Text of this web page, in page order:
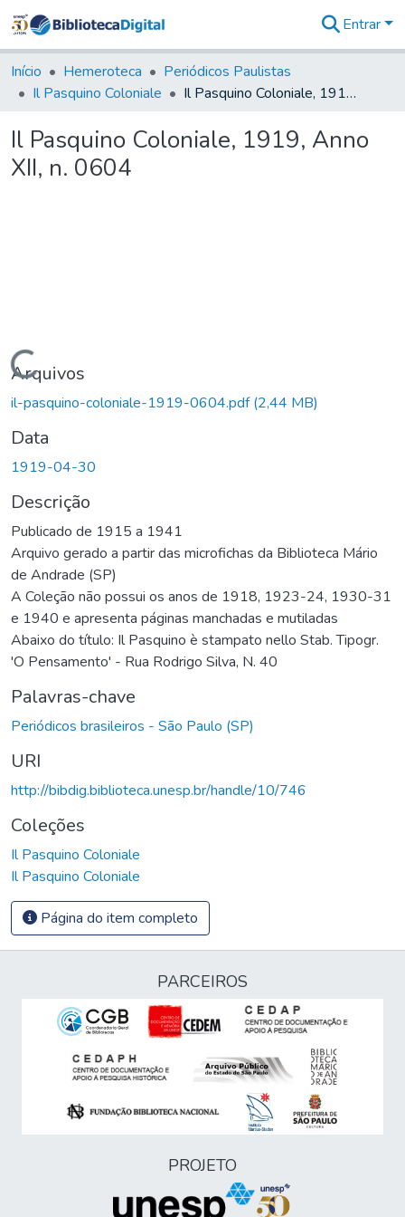
&
Coleções
Tudo na
Digital
Entrar
Início Hemeroteca
Periódicos Paulistas
Il Pasquino Coloniale
Il Pasquino Coloniale, 1919, Anno XII, n. 0604
Il Pasquino Coloniale, 1919, Anno
XII, n. 0604
Carregando...
Arquivos
il-pasquino-coloniale-1919-0604.pdf(2,44 MB)
Data
1919-04-30
Descrição
Publicado de 1915 a 1941
Arquivo gerado a partir das microfichas da Biblioteca Mário
de Andrade (SP)
A Coleção não possui os anos de 1918, 1923-24, 1930-31
e 1940 e apresenta páginas manchadas e mutiladas
Abaixo do título: Il Pasquino è stampato nello Stab. Tipogr.
'O Pensamento' - Rua Rodrigo Silva, N. 40
Palavras-chave
Periódicos brasileiros - São Paulo (SP)
URI
http://bibdig.biblioteca.unesp.br/handle/10/746
Coleções
Il Pasquino Coloniale
Il Pasquino Coloniale
Página do item completo
PARCEIROS
PROJETO